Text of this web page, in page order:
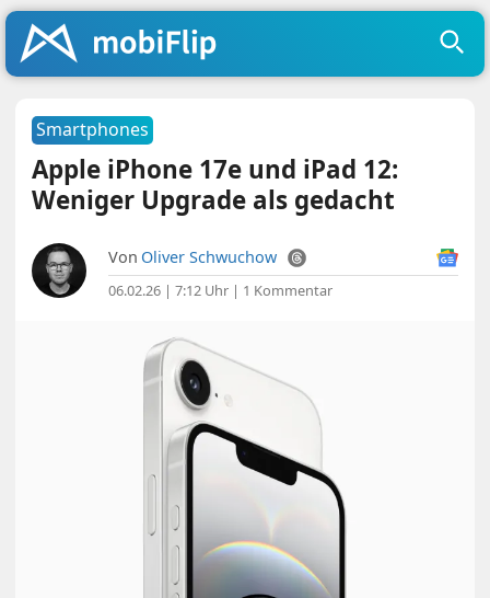
Smartphones
Apple iPhone 17e und iPad 12:
Weniger Upgrade als gedacht
Von Oliver Schwuchow
06.02.26 | 7:12 Uhr | 1 Kommentar